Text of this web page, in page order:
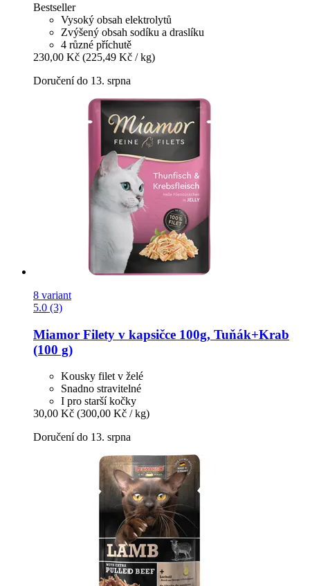
Bestseller
Vysoký obsah elektrolytů
Zvýšený obsah sodíku a draslíku
4 různé příchutě
230,00 Kč (225,49 Kč / kg)
Doručení do 13. srpna
8 variant
5.0 (3)
Miamor Filety v kapsičce 100g, Tuňák+Krab
(100 g)
Kousky filet v želé
Snadno stravitelné
I pro starší kočky
30,00 Kč (300,00 Kč / kg)
Doručení do 13. srpna